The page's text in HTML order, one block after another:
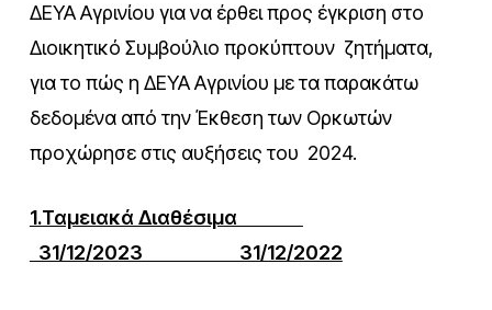
ΔΕΥΑ Αγρινίου για να έρθει προς έγκριση στο
Διοικητικό Συμβούλιο προκύπτουν ζητήματα,
για το πώς η ΔΕΥΑ Αγρινίου με τα παρακάτω
δεδομένα από την Έκθεση των Ορκωτών
προχώρησε στις αυξήσεις του 2024.
1.Ταμειακά Διαθέσιμα
31/12/2023 31/12/2022